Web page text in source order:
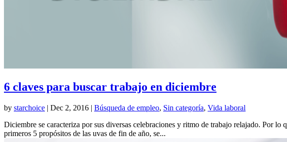
6 claves para buscar trabajo en diciembre
by starchoice | Dec 2, 2016 | Búsqueda de empleo, Sin categoría, Vida laboral
Diciembre se caracteriza por sus diversas celebraciones y ritmo de trabajo relajado. Por lo
primeros 5 propósitos de las uvas de fin de año, se...